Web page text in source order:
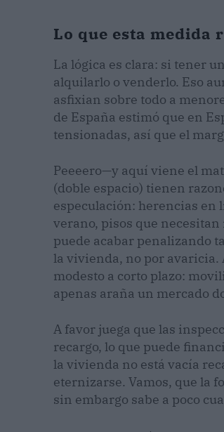
Lo que esta medida
La lógica es clara: si tener
alquilarlo o venderlo. Eso
asfixian sobre todo a
de España estimó que en
tensionadas, así que el
Peeeero—y aquí viene el
(doble espacio) tienen
especulación: herencias en
verano, pisos que
puede acabar penalizando
la vivienda, no por avaricia.
modesto a corto plazo:
apenas araña un mercado
A favor juega que las
recargo, lo que puede
la vivienda no está vacía
eternizarse. Vamos, que la
sin embargo sabe a poco